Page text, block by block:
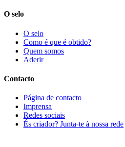
O selo
O selo
Como é que é obtido?
Quem somos
Aderir
Contacto
Página de contacto
Imprensa
Redes sociais
És criador? Junta-te à nossa rede